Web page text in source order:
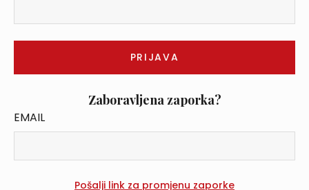
Zaboravljena zaporka?
EMAIL